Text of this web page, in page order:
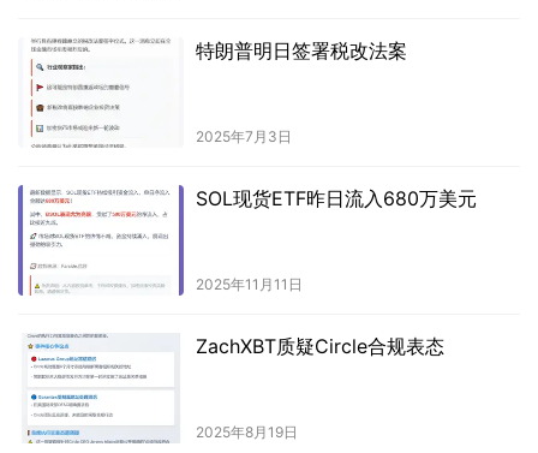
特朗普明日签署税改法案
2025年7月3日
SOL现货ETF昨日流入680万美元
2025年11月11日
ZachXBT质疑Circle合规表态
2025年8月19日